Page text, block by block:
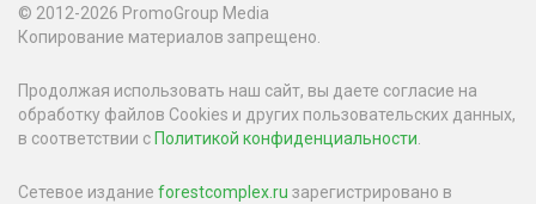
© 2012-2026 PromoGroup Media
Копирование материалов запрещено.
Продолжая использовать наш сайт, вы даете согласие на
обработку файлов Cookies и других пользовательских данных,
в соответствии сПолитикой конфиденциальности
Сетевое издание forestcomplex.ru зарегистрировано в